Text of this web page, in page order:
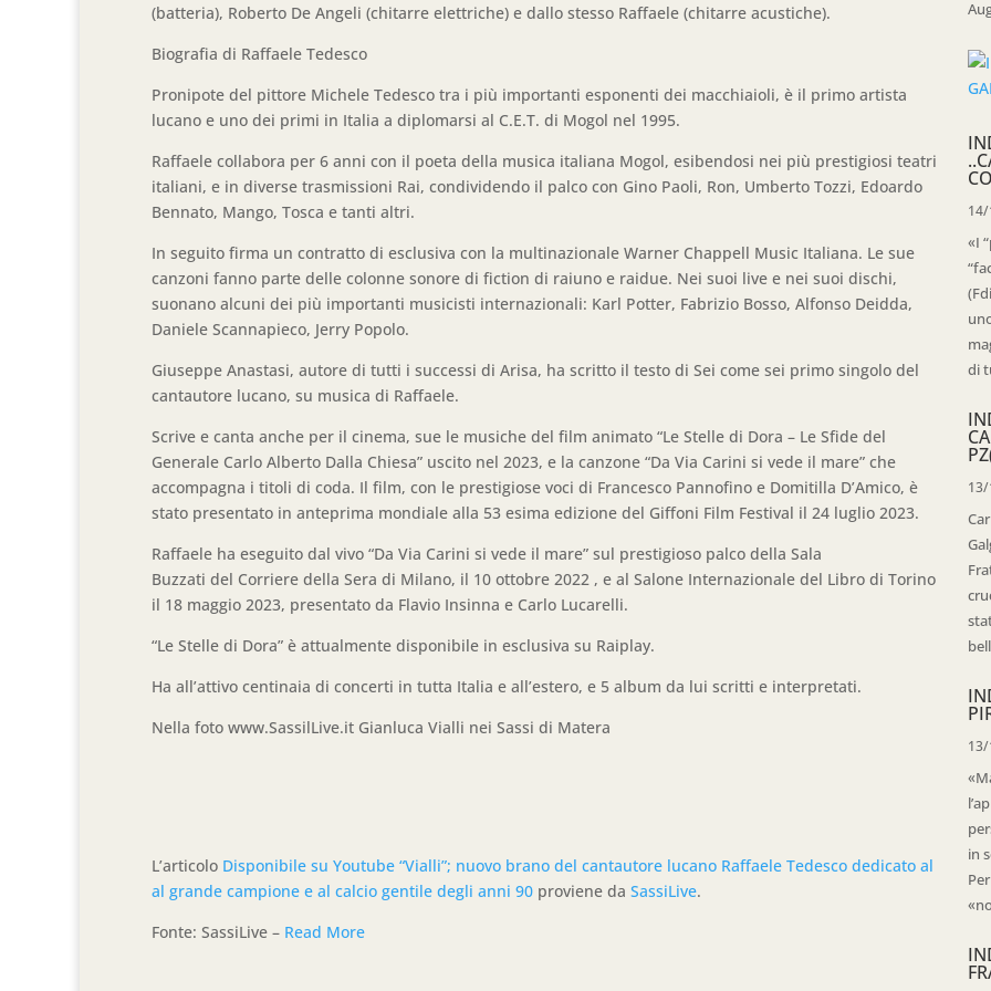
(batteria), Roberto De Angeli (chitarre elettriche) e dallo stesso Raffaele (chitarre acustiche).
Biografia di Raffaele Tedesco
Pronipote del pittore Michele Tedesco tra i più importanti esponenti dei macchiaioli, è il primo artista
lucano e uno dei primi in Italia a diplomarsi al C.E.T. di Mogol nel 1995.
Raffaele collabora per 6 anni con il poeta della musica italiana Mogol, esibendosi nei più prestigiosi teatri
italiani, e in diverse trasmissioni Rai, condividendo il palco con Gino Paoli, Ron, Umberto Tozzi, Edoardo
Bennato, Mango, Tosca e tanti altri.
In seguito firma un contratto di esclusiva con la multinazionale Warner Chappell Music Italiana. Le sue
canzoni fanno parte delle colonne sonore di fiction di raiuno e raidue. Nei suoi live e nei suoi dischi,
suonano alcuni dei più importanti musicisti internazionali: Karl Potter, Fabrizio Bosso, Alfonso Deidda,
Daniele Scannapieco, Jerry Popolo.
Giuseppe Anastasi, autore di tutti i successi di Arisa, ha scritto il testo di Sei come sei primo singolo del
cantautore lucano, su musica di Raffaele.
Scrive e canta anche per il cinema, sue le musiche del film animato “Le Stelle di Dora – Le Sfide del
Generale Carlo Alberto Dalla Chiesa” uscito nel 2023, e la canzone “Da Via Carini si vede il mare” che
accompagna i titoli di coda. Il film, con le prestigiose voci di Francesco Pannofino e Domitilla D’Amico, è
stato presentato in anteprima mondiale alla 53 esima edizione del Giffoni Film Festival il 24 luglio 2023.
Raffaele ha eseguito dal vivo “Da Via Carini si vede il mare” sul prestigioso palco della Sala
Buzzati del Corriere della Sera di Milano, il 10 ottobre 2022 , e al Salone Internazionale del Libro di Torino
il 18 maggio 2023, presentato da Flavio Insinna e Carlo Lucarelli.
“Le Stelle di Dora” è attualmente disponibile in esclusiva su Raiplay.
Ha all’attivo centinaia di concerti in tutta Italia e all’estero, e 5 album da lui scritti e interpretati.
Nella foto www.SassilLive.it Gianluca Vialli nei Sassi di Matera
L’articolo Disponibile su Youtube “Vialli”; nuovo brano del cantautore lucano Raffaele Tedesco dedicato al
al grande campione e al calcio gentile degli anni 90 proviene da SassiLive.
Fonte: SassiLive – Read More
«I
di
in